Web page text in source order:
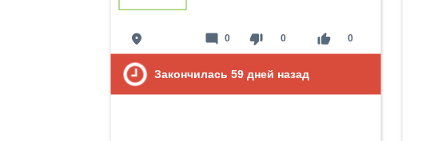
place thumb_down 0 thumb_up 0
mode_comment 0
Закончилась 59 дней назад